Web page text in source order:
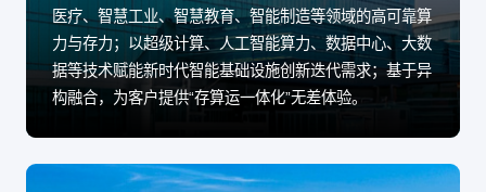
医疗、智慧工业、智慧教育、智能制造等领域的高可靠算
力与存力；以超级计算、人工智能算力、数据中心、大数
据等技术赋能新时代智能基础设施创新迭代需求；基于异
构融合，为客户提供“存算运一体化”无差体验。